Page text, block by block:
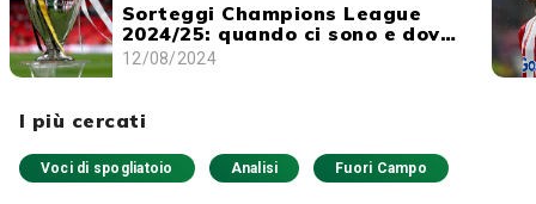
Sorteggi Champions League
2024/25: quando ci sono e dove
vederli
12/08/2024
I più cercati
Voci di spogliatoio Analisi Fuori Campo